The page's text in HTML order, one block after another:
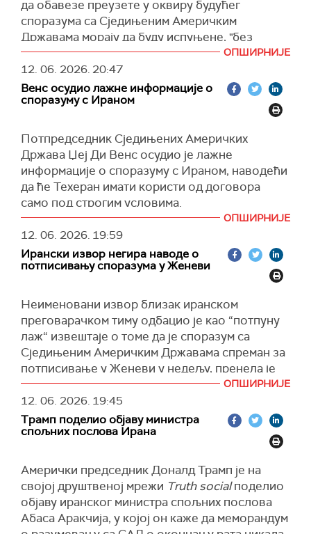
(CNN)
да обавезе преузете у оквиру будућег
споразума са Сједињеним Америчким
Државама морају да буду испуњене, "без
изговора“.
"Дате обавезе морају да се испуне. Без 'ако',
без 'али', без изговора. За тесан договор који
је пред нама, нема другог начина. Жањеш оно
Икс.
(Танјуг)
ОПШИРНИЈЕ
12. 06. 2026.20:47
Венс осудиo лажне информације о
споразуму с Ираном
Потпредседник Сједињених Америчких
Држава Џеј Ди Венс осудио је лажне
информације о споразуму с Ираном, наводећи
да ће Техеран имати користи од договора
само под строгим условима.
"Видим много лажних информација о
потенцијалном споразуму о поновном
отварању Ормуског мореуза и окончању
иранског програма нуклеарног оружја“,
друштвеној мрежиИкс.
Додао је да Иран неће добити никакав новац и
да се не ослобађају замрзнута средства за
само потписивање споразума или
присуствовање састанку.
"Техеран и регион имаће економске бенефите
тек када Иран испуни своје обавезе.
Председник Трамп ће нам обезбедити добар
исход, на овај или онај начин", истакао је Венс.
(Iks)
ОПШИРНИЈЕ
12. 06. 2026. 19:59
Ирански извор негира наводе о
потписивању споразума у Женеви
Неименовани извор близак иранском
преговарачком тиму одбацио је као “потпуну
лаж“ извештаје о томе да је споразум са
Сједињеним Америчким Државама спреман за
потписивање у Женеви у недељу, пренела је
полузванична новинска агенцијаФарс.
"Тврдње председника САД Доналда Трампа и
неких страних медија да је споразум
финализован и да је заказан за потписивање у
је извор заФарс.
Интерни процес преиспитивања и доношења
одлука у Ирану још није завршен, додао је
извор.
ОПШИРНИЈЕ
12. 06. 2026. 19:45
Трамп поделио објаву министра
спољних послова Ирана
Амерички председник Доналд Трамп је на
својој друштвеној мрежи Truth socialподелио
објаву иранског министра спољних послова
Абаса Аракчија, у којој он каже да меморандум